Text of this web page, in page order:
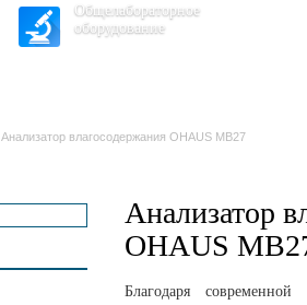
Общелабораторное
оборудование
Анализатор влагосодержания OHAUS MB27
Анализатор
OHAUS
Благодаря